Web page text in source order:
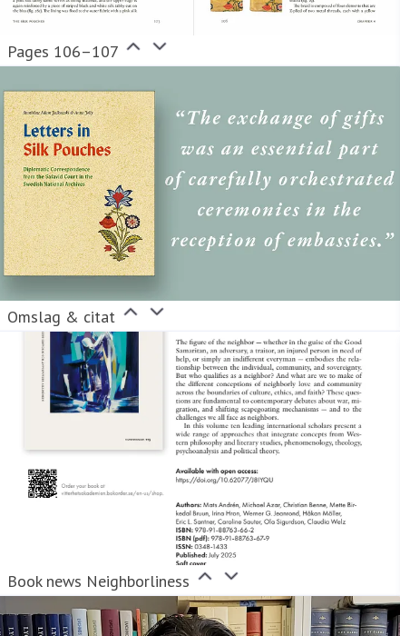
Pages 106–107
Omslag & citat
Book news Neighborliness